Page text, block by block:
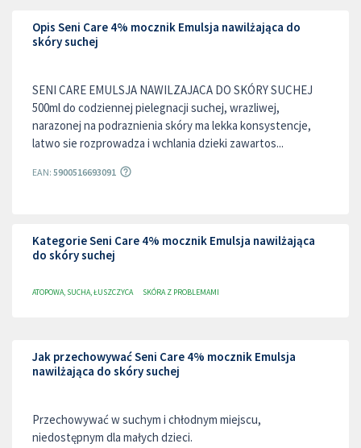
Opis Seni Care 4% mocznik Emulsja nawilżająca do
skóry suchej
SENI CARE EMULSJA NAWILZAJACA DO SKÓRY SUCHEJ
500ml do codziennej pielegnacji suchej, wrazliwej,
narazonej na podraznienia skóry ma lekka konsystencje,
latwo sie rozprowadza i wchlania dzieki zawartos...
EAN: 5900516693091
Kategorie Seni Care 4% mocznik Emulsja nawilżająca
do skóry suchej
ATOPOWA, SUCHA, ŁUSZCZYCA SKÓRA Z PROBLEMAMI
Jak przechowywać Seni Care 4% mocznik Emulsja
nawilżająca do skóry suchej
Przechowywać w suchym i chłodnym miejscu,
niedostępnym dla małych dzieci.